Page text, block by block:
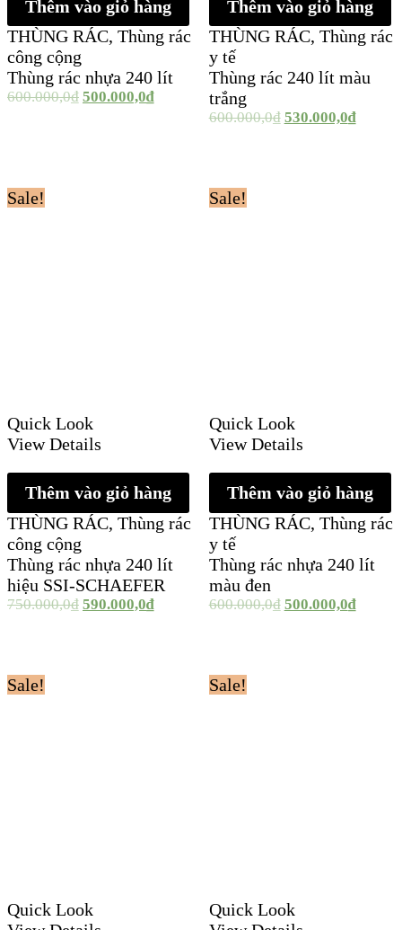
Thêm vào giỏ hàng
THÙNG RÁC, Thùng rác
công cộng
Thùng rác nhựa 240 lít
600.000,0₫ 500.000,0₫
Thêm vào giỏ hàng
THÙNG RÁC, Thùng rác
y tế
Thùng rác 240 lít màu
trắng
600.000,0₫ 530.000,0₫
Sale!
Quick Look
View Details
Thêm vào giỏ hàng
THÙNG RÁC, Thùng rác
công cộng
Thùng rác nhựa 240 lít
hiệu SSI-SCHAEFER
750.000,0₫ 590.000,0₫
Sale!
Quick Look
View Details
Thêm vào giỏ hàng
THÙNG RÁC, Thùng rác
y tế
Thùng rác nhựa 240 lít
màu đen
600.000,0₫ 500.000,0₫
Sale!
Quick Look
Sale!
Quick Look